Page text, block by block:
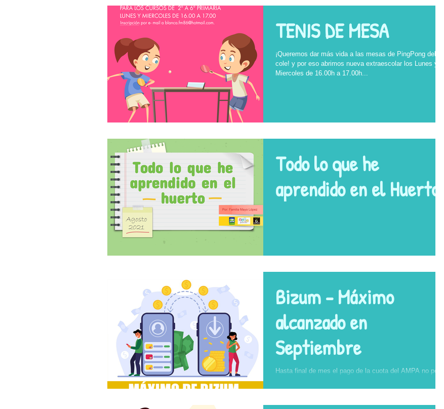
TENIS DE MESA
¡Queremos dar más vida a las mesas de PingPong del
cole! y por eso abrimos nueva extraescolar los Lunes y
Miercoles de 16.00h a 17.00h...
Todo lo que he
aprendido en el Huerto
Bizum - Máximo
alcanzado en
Septiembre
Hasta final de mes el pago de la cuota del AMPA no podrá
máximo de operaciones para...